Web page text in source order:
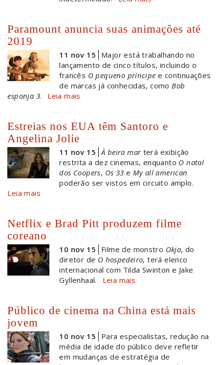
Paramount anuncia suas animações até
2019
11 nov 15
Major está trabalhando no
lançamento de cinco títulos, incluindo o
francês O pequeno príncipe e continuações
de marcas já conhecidas, como Bob
esponja 3. Leia mais
Estreias nos EUA têm Santoro e
Angelina Jolie
11 nov 15 À beira marterá exibição
restrita a dez cinemas, enquanto O natal
dos Coopers, Os 33 e My all american
poderão ser vistos em circuito amplo.
Leia mais
Netflix e Brad Pitt produzem filme
coreano
10 nov 15 Filme de monstro Okja, do
diretor de O hospedeiro, terá elenco
internacional com Tilda Swinton e Jake
Gyllenhaal.
Leia mais
Público de cinema na China está mais
jovem
10 nov 15
Para especialistas, redução na
média de idade do público deve refletir
em mudanças de estratégia de